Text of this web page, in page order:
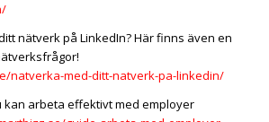
nätverk på LinkedIn? Här finns även en
natverka-med-ditt-natverk-pa-linkedin/
kan arbeta effektivt med employer